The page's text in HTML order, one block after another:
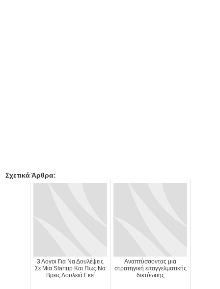
Σχετικά Άρθρα:
3 Λόγοι Για Να Δουλέψεις
Σε Μια Startup Και Πως Να
Βρεις Δουλειά Εκεί
Αναπτύσσοντας μια
στρατηγική επαγγελματικής
δικτύωσης